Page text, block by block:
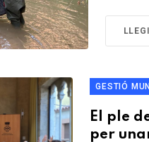
GESTIÓ
El ple
per